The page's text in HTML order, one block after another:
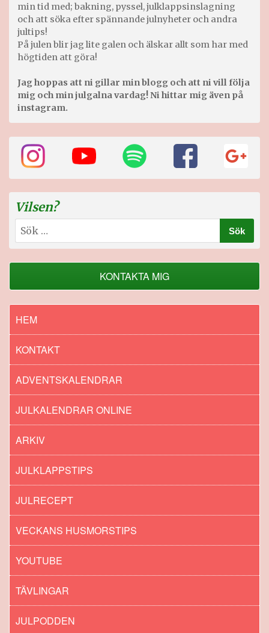
min tid med; bakning, pyssel, julklappsinslagning
och att söka efter spännande julnyheter och andra
jultips!
På julen blir jag lite galen och älskar allt som har med
högtiden att göra!
Jag hoppas att ni gillar min blogg och att ni vill följa
mig och min julgalna vardag! Ni hittar mig även på
instagram.
Vilsen?
Sök
efter:
KONTAKTA MIG
HEM
KONTAKT
ADVENTSKALENDRAR
JULKALENDRAR ONLINE
ARKIV
JULKLAPPSTIPS
JULRECEPT
VECKANS HUSMORSTIPS
YOUTUBE
TÄVLINGAR
JULPODDEN